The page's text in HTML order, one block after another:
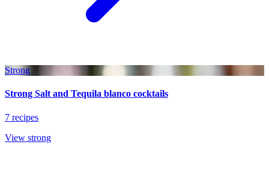
Strong
Strong Salt and Tequila blanco cocktails
7 recipes
View strong